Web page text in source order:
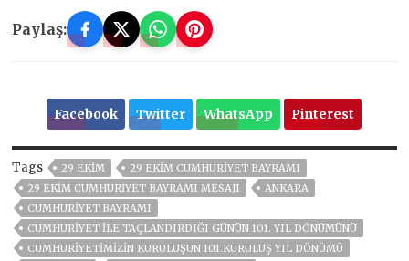
Paylaş:
Facebook Twitter WhatsApp Pinterest
Tags 29 EKİM
29 EKIM CUMHURIYET BAYRAMI
29 EKIM CUMHURIYET BAYRAMI MESAJI
ANKARA
CUMHURİYET BAYRAMI
CUMHURIYET ILE TAÇLANDIRDIĞI GÜNÜN 101. YIL DÖNÜMÜNÜ
CUMHURIYETIMIZIN KURULUŞUN 101.KURULUŞ YIL DÖNÜMÜ